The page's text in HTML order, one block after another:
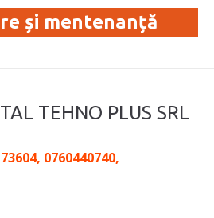
și mentenanță
TEHNO PLUS SRL
0760440740,